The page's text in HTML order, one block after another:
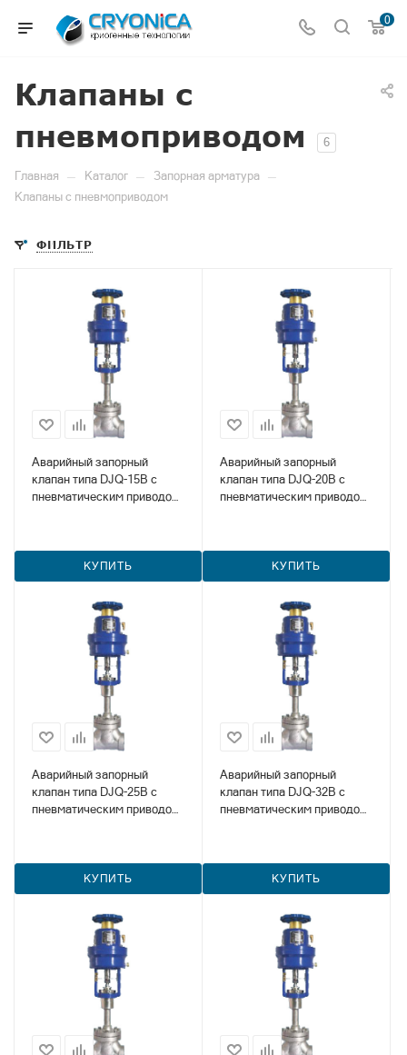
0
Клапаны с
пневмоприводом
6
Главная — Каталог — Запорная арматура —
Клапаны с пневмоприводом
ФИЛЬТР
Аварийный запорный
клапан типа DJQ-15B с
пневматическим приводом
КУПИТЬ
Аварийный запорный
клапан типа DJQ-20B с
пневматическим приводом
КУПИТЬ
Аварийный запорный
клапан типа DJQ-25B с
пневматическим приводом
КУПИТЬ
Аварийный запорный
клапан типа DJQ-32B с
пневматическим приводом
КУПИТЬ